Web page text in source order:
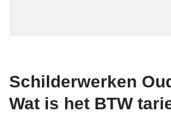
Schilderwerken
Wat is het BTW